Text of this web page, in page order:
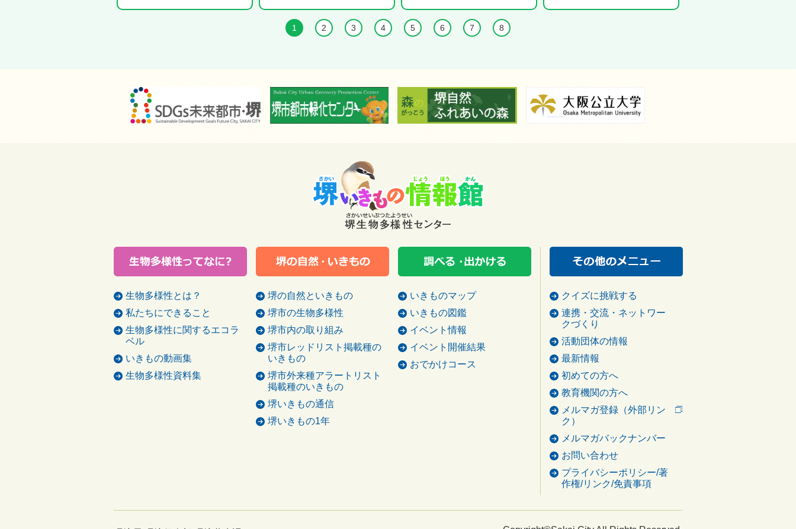
1 2 3 4 5 6 7 8
生物多様性とは？
私たちにできること
生物多様性に関するエコラ
ベル
いきもの動画集
生物多様性資料集
堺の自然といきもの
堺市の生物多様性
堺市内の取り組み
堺市レッドリスト掲載種の
いきもの
堺市外来種アラートリスト
掲載種のいきもの
堺いきもの通信
堺いきもの1年
いきものマップ
いきもの図鑑
イベント情報
イベント開催結果
おでかけコース
クイズに挑戦する
連携・交流・ネットワー
クづくり
活動団体の情報
最新情報
初めての方へ
教育機関の方へ
メルマガ登録（外部リン
ク）
メルマガバックナンバー
お問い合わせ
プライバシーポリシー/著
作権/リンク/免責事項